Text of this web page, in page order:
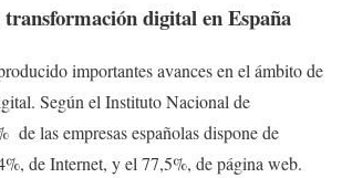
transformación digital en España
importantes avances en el ámbito de
Según el Instituto Nacional de
de las empresas españolas dispone de
de Internet, y el 77,5%, de página web.